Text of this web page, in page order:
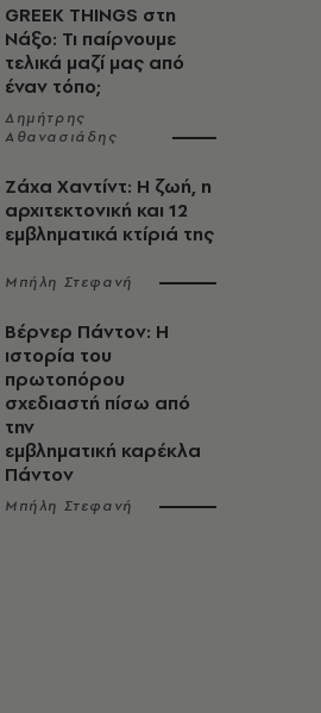
GREEK THINGS στη
Νάξο: Τι παίρνουμε
τελικά μαζί μας από
έναν τόπο;
Δημήτρης
Αθανασιάδης
Ζάχα Χαντίντ: Η ζωή, η
αρχιτεκτονική και 12
εμβληματικά κτίριά της
Μπήλη Στεφανή
Βέρνερ Πάντον: Η
ιστορία του
πρωτοπόρου
σχεδιαστή πίσω από
την
εμβληματική καρέκλα
Πάντον
Μπήλη Στεφανή